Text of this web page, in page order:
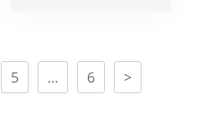
5 ... 6 >